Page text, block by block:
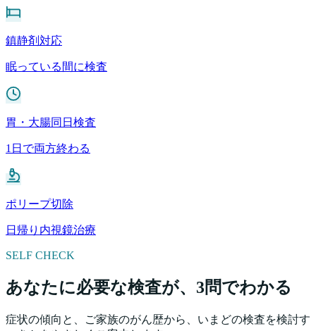
鎮静剤対応
眠っている間に検査
胃・大腸同日検査
1日で両方終わる
ポリープ切除
日帰り内視鏡治療
SELF CHECK
あなたに必要な検査が、3問でわかる
症状の傾向と、ご家族のがん歴から、いまどの検査を検討す